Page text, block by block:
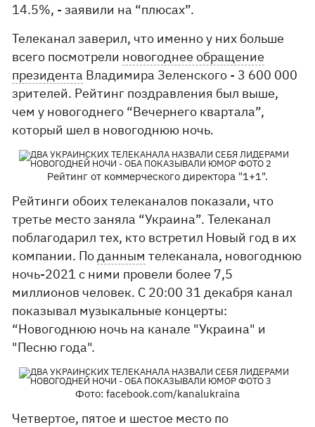
14.5%, - заявили на “плюсах”.
Телеканал заверил, что именно у них больше
всего посмотрели новогоднее обращение
президента Владимира Зеленского - 3 600 000
зрителей. Рейтинг поздравления был выше,
чем у новогоднего “Вечернего квартала”,
который шел в новогоднюю ночь.
Рейтинг от коммерческого директора "1+1".
Рейтинги обоих телеканалов показали, что
третье место заняла “Украина”. Телеканал
поблагодарил тех, кто встретил Новый год в их
компании. Поданным телеканала, новогоднюю
ночь-2021 с ними провели более 7,5
миллионов человек. С 20:00 31 декабря канал
показывал музыкальные концерты:
“Новогоднюю ночь на канале "Украина" и
"Песню года".
Фото: facebook.com/kanalukraina
Четвертое, пятое и шестое место по